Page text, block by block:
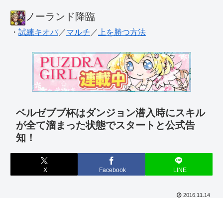
ノーランド降臨
・ 試練キオパ ／マルチ ／ 上を勝つ方法
ベルゼブブ杯はダンジョン潜入時にスキル
が全て溜まった状態でスタートと公式告
知！
X Facebook LINE
2016.11.14